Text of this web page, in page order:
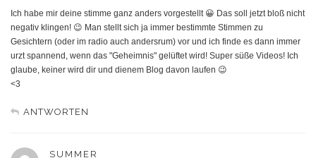
Ich habe mir deine stimme ganz anders vorgestellt 😀 Das soll jetzt bloß nicht
negativ klingen! 😉 Man stellt sich ja immer bestimmte Stimmen zu
Gesichtern (oder im radio auch andersrum) vor und ich finde es dann immer
urzt spannend, wenn das "Geheimnis" gelüftet wird! Super süße Videos! Ich
glaube, keiner wird dir und dienem Blog davon laufen 😉
<3
ANTWORTEN
SUMMER